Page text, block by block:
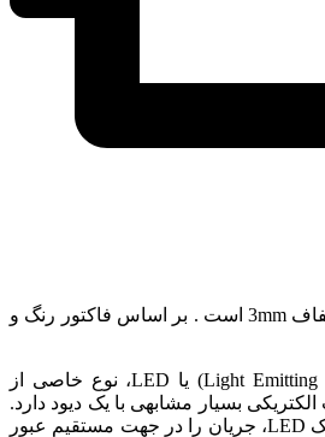
این محصول LED ، زرد شفاف 3mm است . بر اساس فاکتور رنگ و
«دیود نور افشان» (Light Emitting Diode) یا LED، نوع خاصی از
بسیار مشابهی با یک دیود دارد.
این به این معنی است که یک LED، جریان را در جهت مستقیم عبور